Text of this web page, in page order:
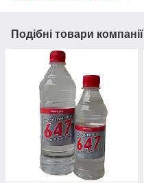
Подібні товари компанії